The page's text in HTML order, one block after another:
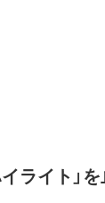
イライト」